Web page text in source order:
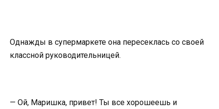
Однажды в супермаркете она пересеклась со своей
классной руководительницей.
— Ой, Маришка, привет! Ты все хорошеешь и